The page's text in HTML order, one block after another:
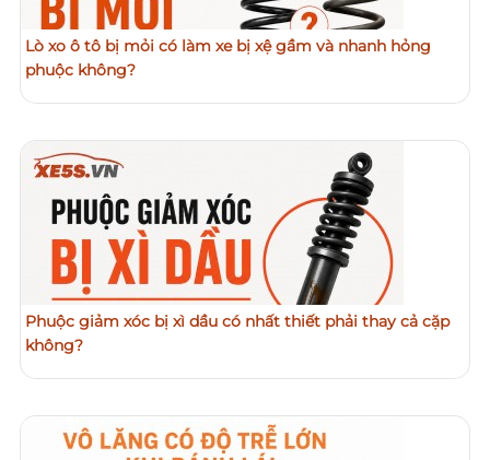
Lò xo ô tô bị mỏi có làm xe bị xệ gầm và nhanh hỏng
phuộc không?
Phuộc giảm xóc bị xì dầu có nhất thiết phải thay cả cặp
không?